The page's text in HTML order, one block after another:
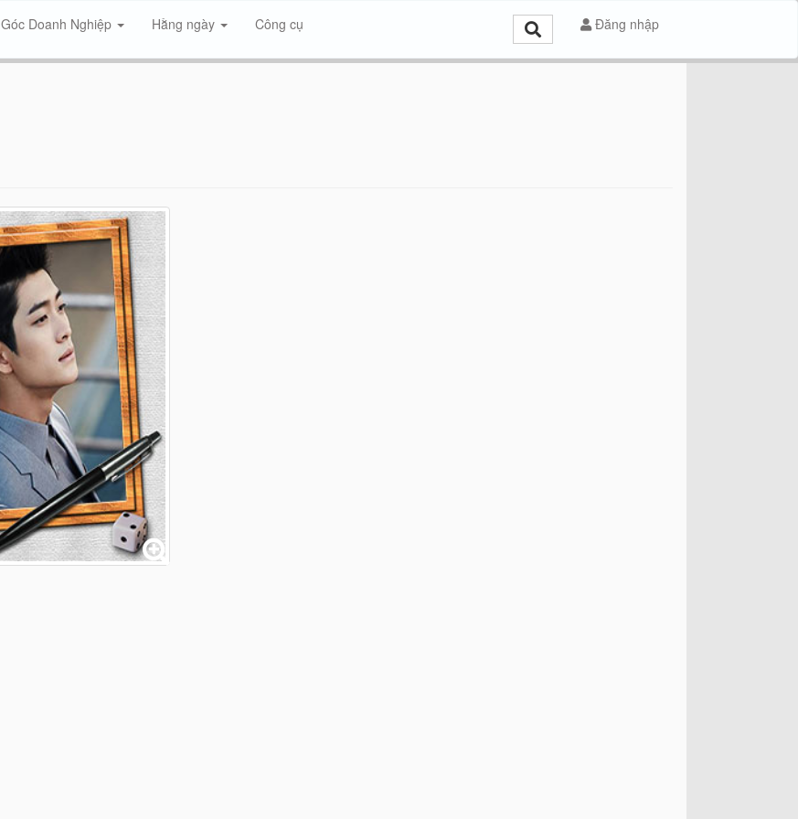
Góc Doanh Nghiệp Hằng ngày Công cụ Đăng nhập